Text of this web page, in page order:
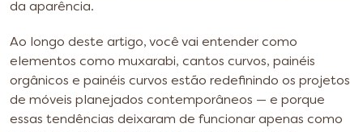
da aparência.
Ao longo deste artigo, você vai entender como
elementos como muxarabi, cantos curvos, painéis
orgânicos e painéis curvos estão redefinindo os projetos
de móveis planejados contemporâneos — e porque
essas tendências deixaram de funcionar apenas como